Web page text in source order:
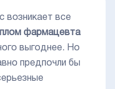
возникает все
фармацевта
выгоднее. Но
предпочли бы